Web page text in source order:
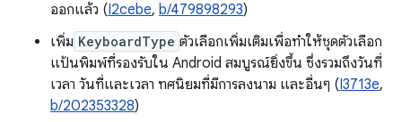
ออกแล้ว (I2cebe, b/479898293)
เพิ่ม KeyboardType ตัวเลือกเพิ่มเติมเพื่อทำให้ชุดตัวเลือก
แป้นพิมพ์ที่รองรับใน Android สมบูรณ์ยิ่งขึ้น ซึ่งรวมถึงวันที่
เวลา วันที่และเวลา ทศนิยมที่มีการลงนาม และอื่นๆ (I3713e,
b/202353328)